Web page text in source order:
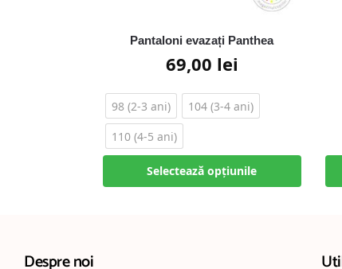
Pantaloni evazați Panthea
69,00 lei
98 (2-3 ani)
104 (3-4 ani)
110 (4-5 ani)
Selectează opțiunile
Despre noi